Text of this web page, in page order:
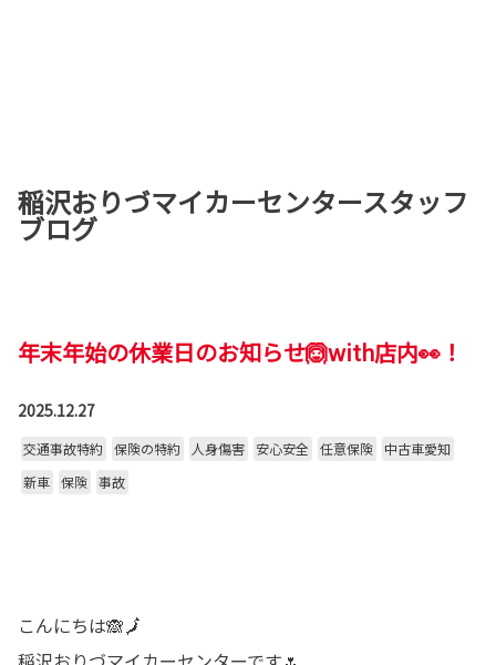
稲沢おりづマイカーセンタースタッフ
ブログ
年末年始の休業日のお知らせ🙆with店内👀！
2025.12.27
交通事故特約 保険の特約 人身傷害 安心安全 任意保険
中古車愛知
新車 保険 事故
こんにちは🙈🗾